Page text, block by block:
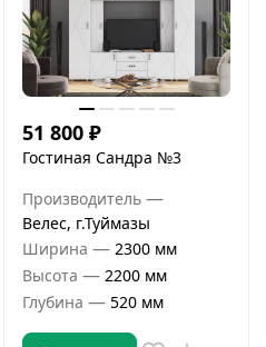
51 800 ₽
Гостиная Сандра №3
Производитель —
Велес, г.Туймазы
Ширина — 2300 мм
Высота — 2200 мм
Глубина — 520 мм